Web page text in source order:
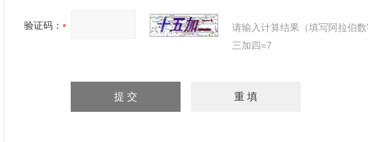
验证码：
请输入计算结果（填写阿拉伯数
三加四=7